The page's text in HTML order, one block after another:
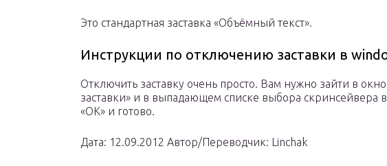
Это стандартная заставка «Объёмный текст».
Инструкции по отключению заставки в
Отключить заставку очень просто. Вам нужно зайти в
заставки» и в выпадающем списке выбора скринсейвера
«ОК» и готово.
Дата: 12.09.2012 Автор/Переводчик: Linchak